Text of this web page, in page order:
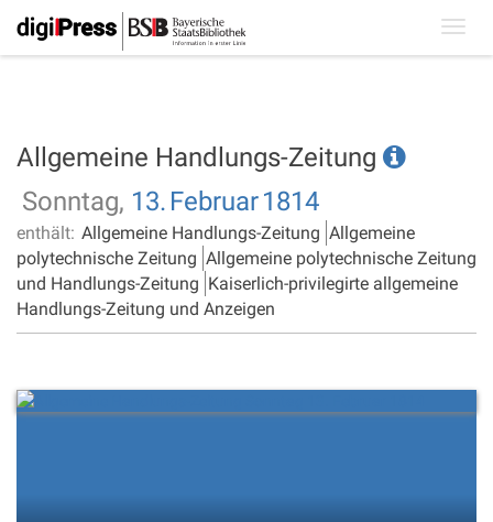
Allgemeine Handlungs-Zeitung
Sonntag, 13. Februar1814
enthält: Allgemeine Handlungs-Zeitung Allgemeine
polytechnische Zeitung Allgemeine polytechnische Zeitung
und Handlungs-Zeitung Kaiserlich-privilegirte allgemeine
Handlungs-Zeitung und Anzeigen